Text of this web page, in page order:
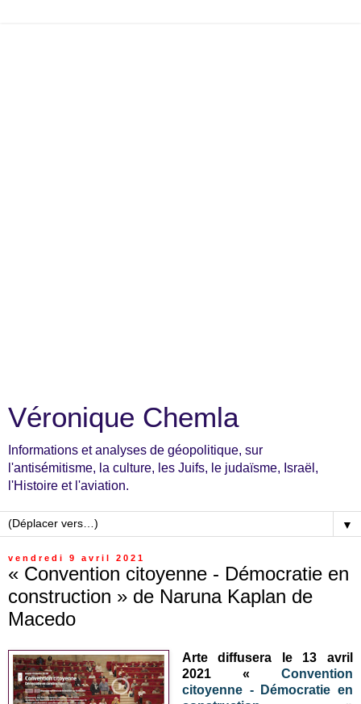
Véronique Chemla
Informations et analyses de géopolitique, sur
l'antisémitisme, la culture, les Juifs, le judaïsme, Israël,
l'Histoire et l'aviation.
▼
vendredi 9 avril 2021
« Convention citoyenne - Démocratie en
construction » de Naruna Kaplan de
Macedo
Arte diffusera le 13 avril
2021 « Convention
citoyenne - Démocratie en